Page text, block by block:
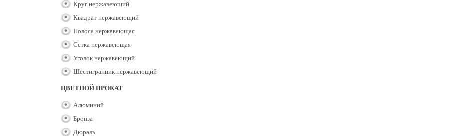
Круг нержавеющий
Квадрат нержавеющий
Полоса нержавеющая
Сетка нержавеющая
Уголок нержавеющий
Шестигранник нержавеющий
ЦВЕТНОЙ ПРОКАТ
Алюминий
Бронза
Дюраль